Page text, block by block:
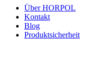
Über HORPOL
Kontakt
Blog
Produktsicherheit